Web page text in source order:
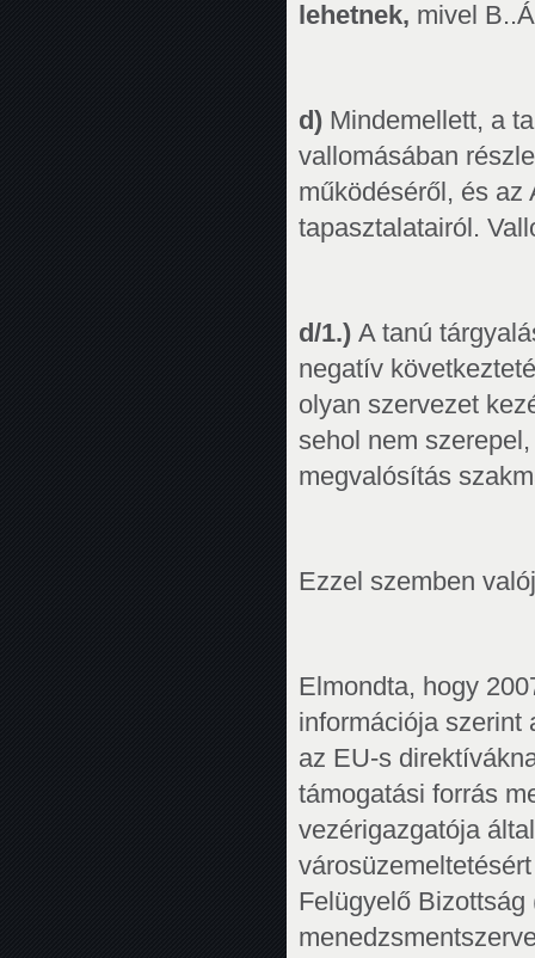
lehetnek, mivel
d) Mindemellett, a
vallomásában
működéséről, és az
tapasztalatairól.
d/1.) A tanú
negatív
olyan szervezet
sehol nem
megvalósítás
Ezzel szemben
Elmondta, hogy
információja szerint
az EU-s
támogatási forrás
vezérigazgatója
Felügyelő